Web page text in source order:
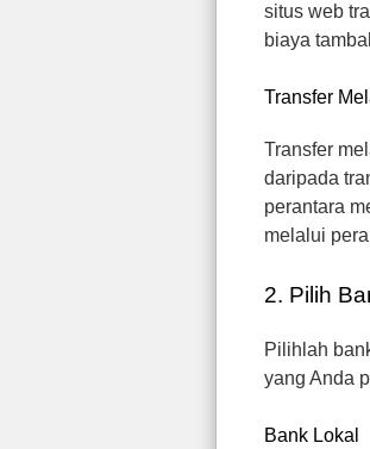
situs web
biaya
Transfer
Transfer
daripada
perantara
melalui
2. Pilih
Pilihlah
yang Anda
Bank Lokal